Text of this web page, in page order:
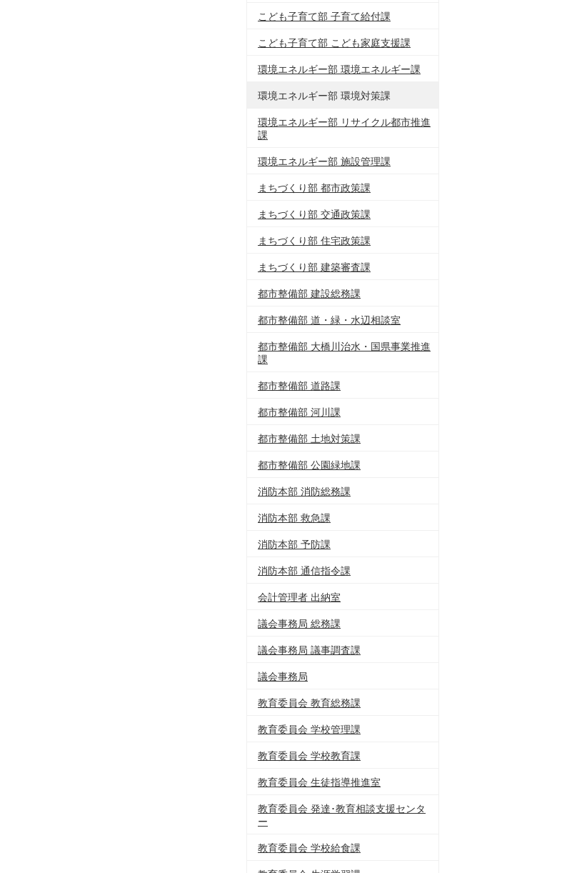
こども子育て部 子育て給付課
こども子育て部 こども家庭支援課
環境エネルギー部 環境エネルギー課
環境エネルギー部 環境対策課
環境エネルギー部 リサイクル都市推進
課
環境エネルギー部 施設管理課
まちづくり部 都市政策課
まちづくり部 交通政策課
まちづくり部 住宅政策課
まちづくり部 建築審査課
都市整備部 建設総務課
都市整備部 道・緑・水辺相談室
都市整備部 大橋川治水・国県事業推進
課
都市整備部 道路課
都市整備部 河川課
都市整備部 土地対策課
都市整備部 公園緑地課
消防本部 消防総務課
消防本部 救急課
消防本部 予防課
消防本部 通信指令課
会計管理者 出納室
議会事務局 総務課
議会事務局 議事調査課
議会事務局
教育委員会 教育総務課
教育委員会 学校管理課
教育委員会 学校教育課
教育委員会 生徒指導推進室
教育委員会 発達･教育相談支援センタ
ー
教育委員会 学校給食課